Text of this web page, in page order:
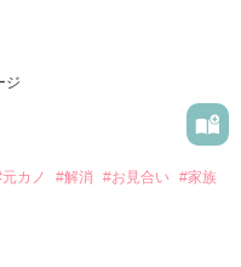
ト
「1話からの長編大
ジ
カノ #解消 #お見合い #家族